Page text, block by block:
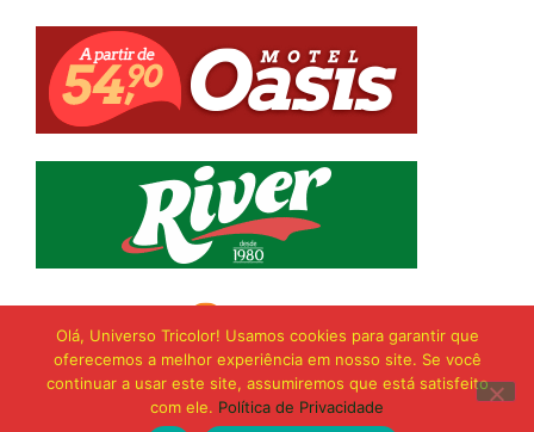
Olá, Universo Tricolor! Usamos cookies para garantir que
oferecemos a melhor experiência em nosso site. Se você
continuar a usar este site, assumiremos que está satisfeito
com ele. Política de Privacidade